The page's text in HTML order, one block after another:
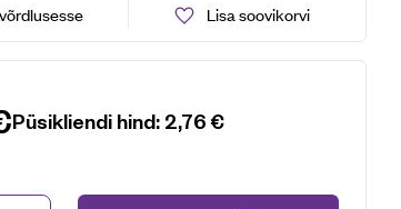
Lisa soovikorvi
Püsikliendi hind: 2,76€